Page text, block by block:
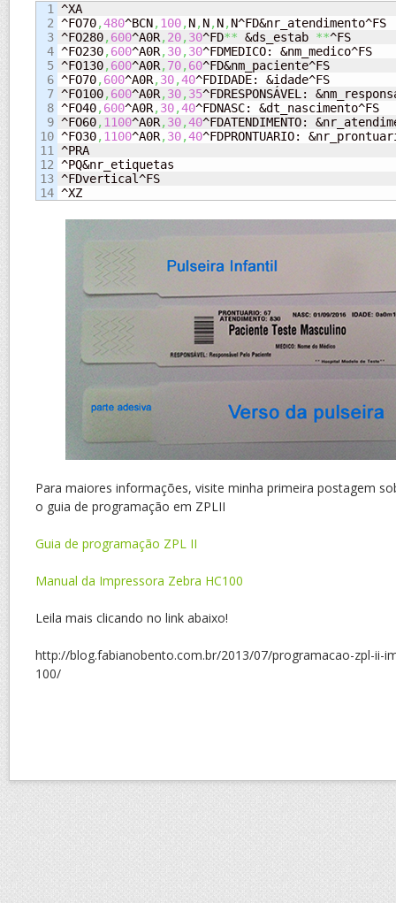
1
2
3
4
5
6
7
8
9
10
11
12
13
^XA
^FO70,480^BCN,100,N,N,N,N^FD&nr_atendimento^FS
^FO280, 600^A0R, 20, 30^FD** &ds_estab **^FS
^FO230,600^A0R,30,30^FDMEDICO: &nm_medico^FS
^FO130, 600^A0R, 70, 60^FD&nm_paciente^FS
^FO70,600^A0R,30,40^FDIDADE: &idade^FS
^FO100, 600^A0R, 30, 35^FDRESPONSÁVEL:
^FO40,600^A0R,30,40^FDNASC: &dt_nascimento^FS
^FO60, 1100^A0R, 30,40^FDATENDIMENTO:
^FO30,1100^A0R,30,40^FDPRONTUARIO:
^PRA
^PQ&nr_etiquetas
^FDvertical^FS
^XZ
Para maiores informações, visite minha primeira postagem
o guia de programação em ZPLII
Guia de programação ZPL II
Manual da Impressora Zebra HC100
Leila mais clicando no link abaixo!
http://blog.fabianobento.com.br/2013/07/programacao-zpl-ii-
100/